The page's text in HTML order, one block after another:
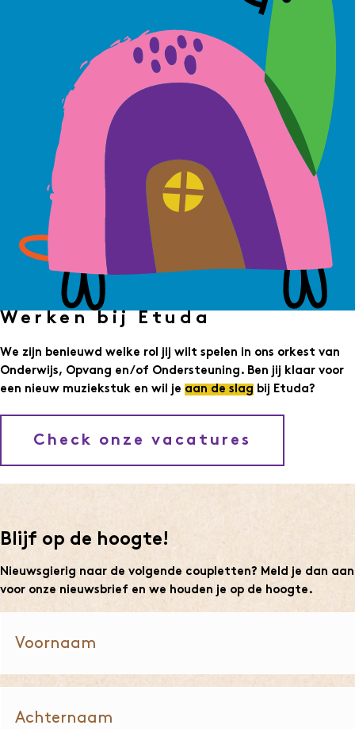
Werken bij Etuda
We zijn benieuwd welke rol jij wilt spelen in ons orkest van
Onderwijs, Opvang en/of Ondersteuning. Ben jij klaar voor
een nieuw muziekstuk en wil je aan de slag bij Etuda?
Check onze vacatures
Blijf op de hoogte!
Nieuwsgierig naar de volgende coupletten? Meld je dan aan
voor onze nieuwsbrief en we houden je op de hoogte.